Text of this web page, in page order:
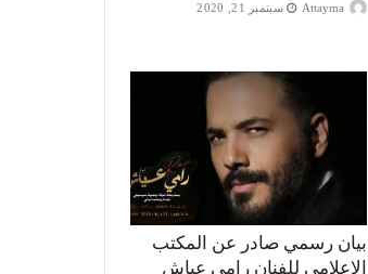
Attayma سبتمبر 21, 2020
بيان رسمي صادر عن المكتب
الإعلامي للفنان رامي عياش